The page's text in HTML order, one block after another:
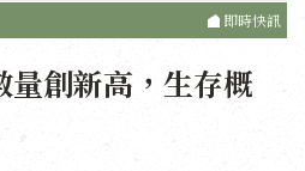
即時快訊
量創新高，生存概